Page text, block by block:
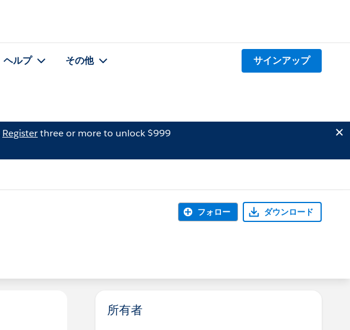
ヘルプ その他 サインアップ
Registerthree or more to unlock $999
フォロー ダウンロード
所有者